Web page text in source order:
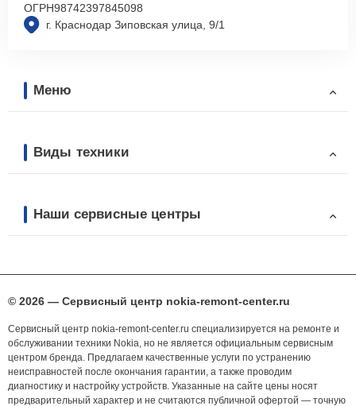
г. Краснодар Зиповская улица, 9/1
ОГРН98742397845098
Меню
Виды техники
Наши сервисные центры
© 2026 — Сервисный центр nokia-remont-center.ru
Сервисный центр nokia-remont-center.ru специализируется на ремонте и
обслуживании техники Nokia, но не является официальным сервисным
центром бренда. Предлагаем качественные услуги по устранению
неисправностей после окончания гарантии, а также проводим
диагностику и настройку устройств. Указанные на сайте цены носят
предварительный характер и не считаются публичной офертой — точную